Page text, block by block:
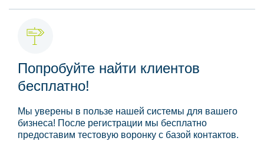
Попробуйте найти клиентов
бесплатно!
Мы уверены в пользе нашей системы для вашего
бизнеса! После регистрации мы бесплатно
предоставим тестовую воронку с базой контактов.